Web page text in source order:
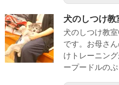
犬のしつけ
犬のしつけ教
です。お母さ
けトレーニン
ープードルの